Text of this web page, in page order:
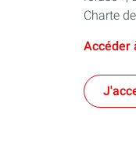
Charte
Accéder